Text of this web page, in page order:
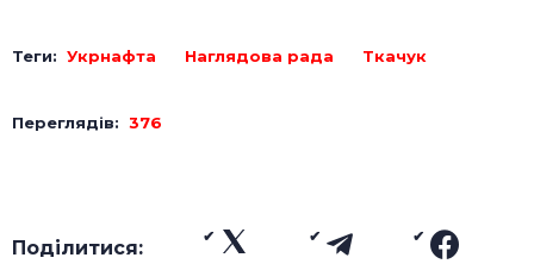
Теги: Укрнафта Наглядова рада Ткачук
Переглядів: 376
Поділитися: